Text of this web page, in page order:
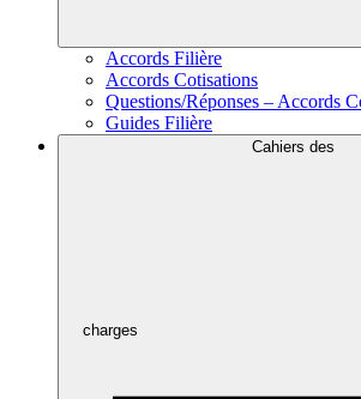
Accords Filière
Accords Cotisations
Questions/Réponses – Accords
Guides Filière
Cahiers des
charges